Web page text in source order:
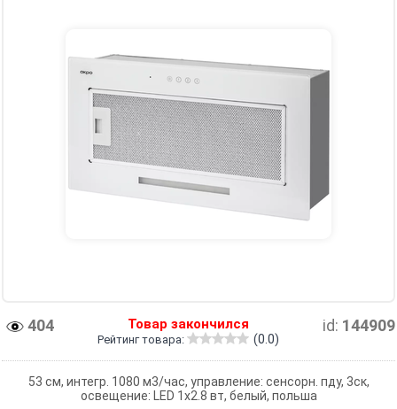
404 id: 144909
Товар закончился
Рейтинг товара: (0.0)
53 см, интегр. 1080 м3/час, управление: сенсорн. пду, 3ск,
освещение: LED 1х2.8 вт, белый, польша